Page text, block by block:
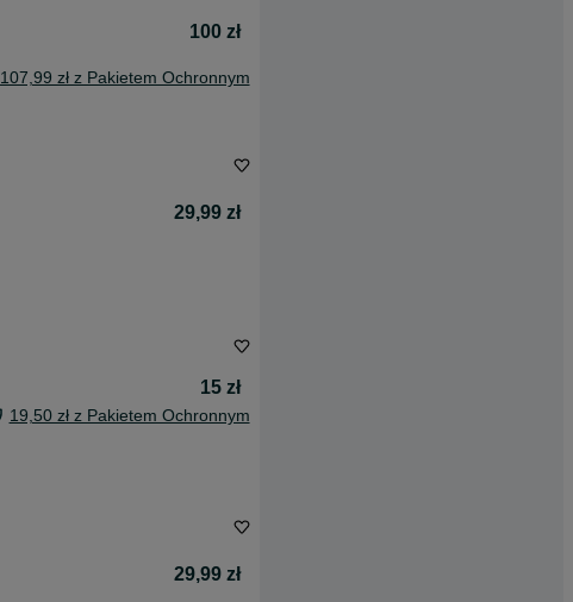
100 zł
107,99 zł z Pakietem Ochronnym
29,99 zł
15 zł
19,50 zł z Pakietem Ochronnym
29,99 zł